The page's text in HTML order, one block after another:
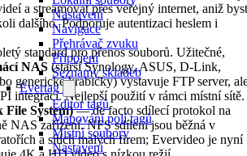
Nastavení
Navigace
Přehrávač zvuku
Připojení
Seznamy skladeb
Evertag
Editor tagů
Mapování polí tagů
Místní soubory
Nastavení
a streamovat přes veřejný internet, aniž
dalšího. Podporuje autentizaci heslem i
standard pro přenos souborů. Užitečné,
NAS (starší Synology, ASUS, D-Link,
generické krabičky) vystavuje FTP server,
integraci. Nejlepší použití v rámci místní sítě.
File System)— de facto sdílecí protokol na
NAS zařízení. NFS sdílení jsou běžná v
a sítích malých firem; Evervideo je nyní